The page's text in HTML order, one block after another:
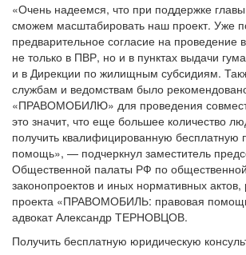
«Очень надеемся, что при поддержке
сможем масштабировать наш проект. Уже
предварительное согласие на проведение
не только в ПВР, но и в пунктах выдачи
и в Дирекции по жилищным субсидиям.
службам и ведомствам было
«ПРАВОМОБИЛЮ» для проведения
это значит, что еще большее количество
получить квалифицированную бесплатную
помощь», — подчеркнул заместитель
Общественной палаты РФ по общественной
законопроектов и иных нормативных актов,
проекта «ПРАВОМОБИЛЬ: правовая
адвокат Александр ТЕРНОВЦОВ.
Получить бесплатную юридическую